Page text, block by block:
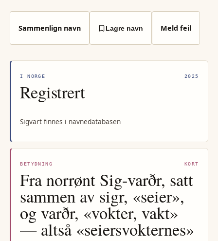
Sammenlign navn Lagre navn Meld feil
I NORGE 2025
Registrert
Sigvart finnes i navnedatabasen
BETYDNING KORT
Fra norrønt Sig-varðr, satt
sammen av sigr, «seier»,
og varðr, «vokter, vakt»
— altså «seiersvokternes»